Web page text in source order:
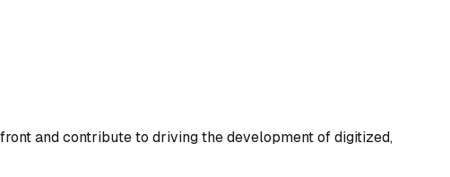
and contribute to driving the development of digitized,